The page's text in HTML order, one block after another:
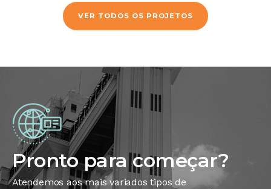
VER TODOS OS PROJETOS
Pronto para começar?
Atendemos aos mais variados tipos de